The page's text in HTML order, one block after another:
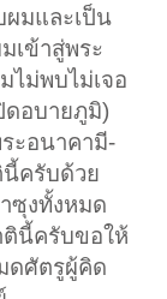
มและเป็น
เข้าสู่พระ
ม่พบไม่เจอ
อบายภูมิ)
ะอนาคามี-
ครับด้วย
ซุงทั้งหมด
นี้ครับขอให้
ดศัตรูผู้คิด